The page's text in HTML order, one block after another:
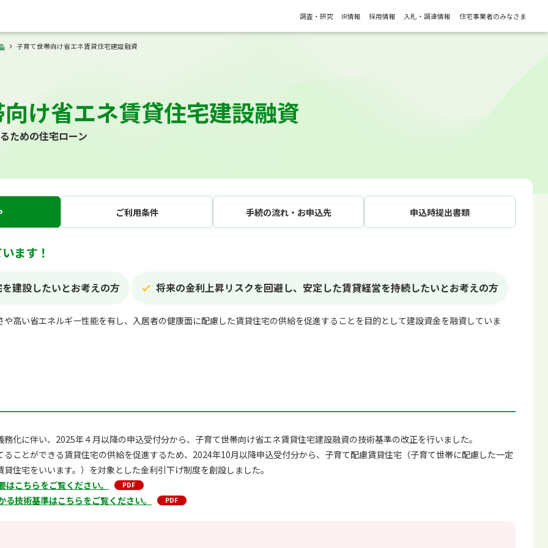
調査・研究 IR情報 採用情報 入札・調達情報 住宅事業者のみなさま
子育て世帯向け省エネ賃貸住宅建設融資
け省エネ賃貸住宅建設融資
ための住宅ローン
ご利用条件 手続の流れ・お申込先 申込時提出書類
ます！
建設したいとお考えの方 将来の金利上昇リスクを回避し、安定した賃貸経営を持続したいとお考えの方
高い省エネルギー性能を有し、入居者の健康面に配慮した賃貸住宅の供給を促進することを目的として建設資金を融資していま
化に伴い、2025年４月以降の申込受付分から、子育て世帯向け省エネ賃貸住宅建設融資の技術基準の改正を行いました。
ることができる賃貸住宅の供給を促進するため、2024年10月以降申込受付分から、子育て配慮賃貸住宅（子育て世帯に配慮した一定
住宅をいいます。）を対象とした金利引下げ制度を創設しました。
こちらをご覧ください。
る技術基準はこちらをご覧ください。